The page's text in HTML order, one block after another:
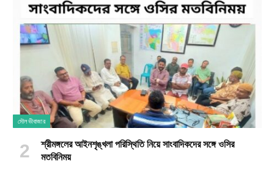
মৌলভীবাজার
শ্রীমঙ্গলের আইনশৃঙ্খলা পরিস্থিতি নিয়ে সাংবাদিকদের সঙ্গে ওসির
মতবিনিময়